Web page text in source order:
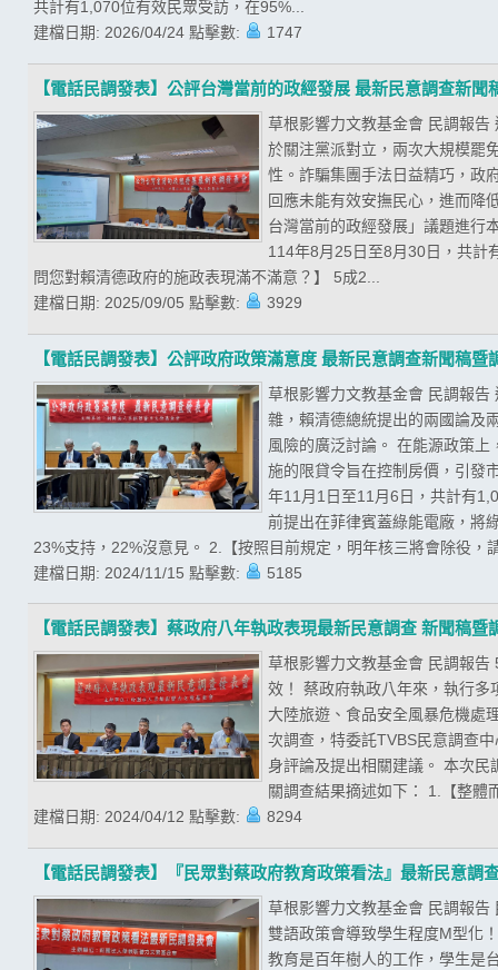
共計有1,070位有效民眾受訪，在95%...
建檔日期: 2026/04/24 點擊數: 1747
【電話民調發表】公評台灣當前的政經發展 最新民意調查新聞
草根影響力文教基金會 民調報
於關注黨派對立，兩次大規模罷
性。詐騙集團手法日益精巧，政
回應未能有效安撫民心，進而降
台灣當前的政經發展」議題進行
114年8月25日至8月30日，共計
問您對賴清德政府的施政表現滿不滿意？】 5成2...
建檔日期: 2025/09/05 點擊數: 3929
【電話民調發表】公評政府政策滿意度 最新民意調查新聞稿暨
草根影響力文教基金會 民調報
雜，賴清德總統提出的兩國論及
風險的廣泛討論。 在能源政策
施的限貸令旨在控制房價，引發
年11月1日至11月6日，共計有
前提出在菲律賓蓋綠能電廠，將
23%支持，22%沒意見。 2.【按照目前規定，明年核三將會除役
建檔日期: 2024/11/15 點擊數: 5185
【電話民調發表】蔡政府八年執政表現最新民意調查 新聞稿暨
草根影響力文教基金會 民調報
效！ 蔡政府執政八年來，執行
大陸旅遊、食品安全風暴危機處
次調查，特委託TVBS民意調查
身評論及提出相關建議。 本次
關調查結果摘述如下： 1.【整
建檔日期: 2024/04/12 點擊數: 8294
【電話民調發表】『民眾對蔡政府教育政策看法』最新民意調
草根影響力文教基金會 民調報
雙語政策會導致學生程度M型化
教育是百年樹人的工作，學生是